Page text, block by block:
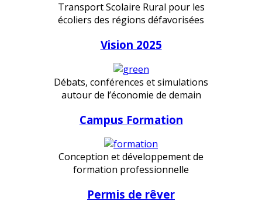
Transport Scolaire Rural pour les
écoliers des régions défavorisées
Vision 2025
Débats, conférences et simulations
autour de l’économie de demain
Campus Formation
Conception et développement de
formation professionnelle
Permis de rêver